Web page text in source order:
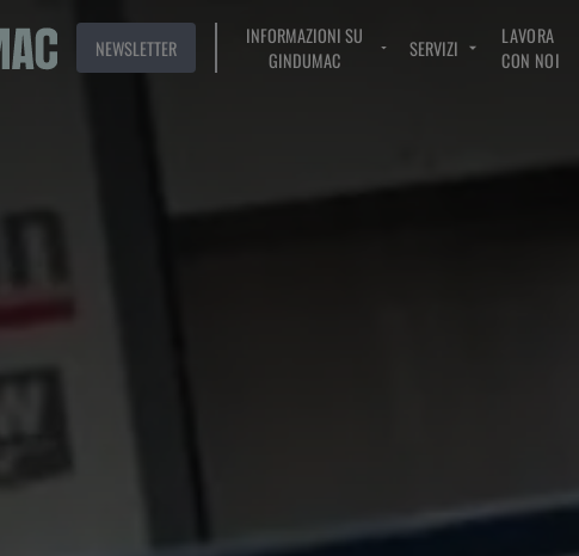
NEWSLETTER
INFORMAZIONI SU
GINDUMAC
SERVIZI
LAVORA
CON NOI